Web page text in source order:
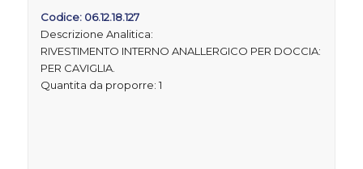
Codice: 06.12.18.127
Descrizione Analitica:
RIVESTIMENTO INTERNO ANALLERGICO PER DOCCIA:
PER CAVIGLIA.
Quantita da proporre: 1